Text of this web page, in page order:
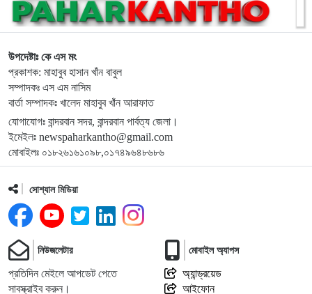
জুলাই গণঅভ্যুত্থান দিবসে শহীদদের প্রতি শ্রদ্ধা জানালেন এমপি
দীপেন দেওয়ান
১১
রামুর কচ্ছপিয়ায় ১১ বিজিবির অভিযানে ইয়াবা ও মদ উদ্ধার আটক–১
১২
হিমালয়ের চূড়ায় লাল-সবুজের পতাকা ওড়ানোর লক্ষ্যে রাঙামাটির বীর
কুমার তঞ্চঙ্গ্যার
১৩
ভবিষ্যৎ প্রজন্মের জন্য সবুজ বাংলাদেশ গড়তে বৃক্ষরোপণ করতে হবে:
ইউএনও নাইক্ষ্যংছড়ি
১৪
বান্দরবানে বিনামূল্যে চক্ষু সেবার ফলোআপ ক্যাম্প অনুষ্ঠিত
১৫
উপদেষ্টাঃ কে এস মং
প্রকাশক: মাহাবুব হাসান খাঁন বাবুল
সম্পাদকঃ এস এম নাসিম
বার্তা সম্পাদকঃ খালেদ মাহাবুব খাঁন আরাফাত
যোগাযোগঃ বান্দরবান সদর, বান্দরবান পার্বত্য জেলা।
ইমেইলঃ newspaharkantho@gmail.com
মোবাইলঃ ০১৮২৬১৬১০৯৮,০১৭৪৯৬৪৮৬৮৬
সোশ্যাল মিডিয়া
নিউজলেটার
প্রতিদিন মেইলে আপডেট পেতে
সাবস্ক্রাইব করুন।
মোবাইল অ্যাপস
অ্যান্ড্রয়েড
আইফোন